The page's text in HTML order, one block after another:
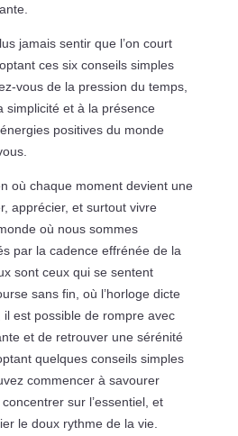
jamais sentir que l’on court
ces six conseils simples
vous de la pression du temps,
et à la présence
positives du monde
où chaque moment devient une
apprécier, et surtout vivre
où nous sommes
par la cadence effrénée de la
sont ceux qui se sentent
sans fin, où l’horloge dicte
est possible de rompre avec
et de retrouver une sérénité
quelques conseils simples
commencer à savourer
sur l’essentiel, et
le doux rythme de la vie.